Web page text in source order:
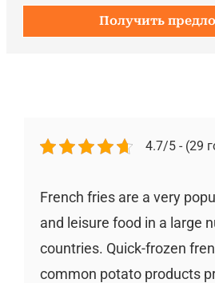
Получить
4.7/5 - (29
French fries are a very
and leisure food in a large
countries. Quick-frozen
common potato products